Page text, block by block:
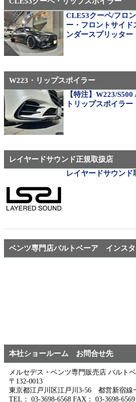
AMG（メルセデス
21インチ鍛造 TWS
310M Exe Monoblock
用サイズ（379）
ベンツ中古ホイル・タイヤ
CLE53クーペ/フロ
ー・フロントサイ
ンダースプリッター
W223・リップスポイラー
【特注】W223/
トリップスポイラー
レイヤードサウンド正規取扱店
レイヤードサウンド
ベンツ専門店バルトベーア インスタ
本社ショールーム お問合せ先
メルセデス・ベンツ専門販売店 バルト
〒132-0013
東京都江戸川区江戸川3-56 都営新宿線
TEL： 03-3698-6568 FAX： 03-3698-6569